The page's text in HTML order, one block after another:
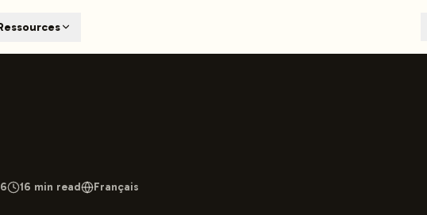
engines like ChatGPT, Claude, and Perplexity. Automated
hours.
16 min read Français